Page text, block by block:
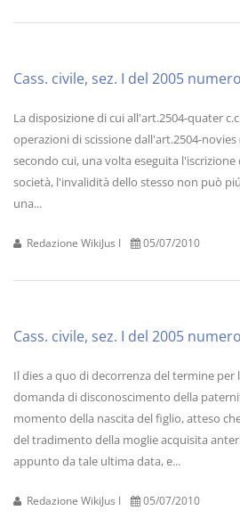
Cass. civile, sez. I del 2005
La disposizione di cui all'art.2504-quater
operazioni di scissione dall'art.2504-novies
secondo cui, una volta eseguita
società, l'invalidità dello stesso non può
una...
Redazione WikiJus I 05/07/2010
Cass. civile, sez. I del 2005
Il dies a quo di decorrenza del termine per
domanda di disconoscimento della
momento della nascita del figlio, atteso
del tradimento della moglie acquisita
appunto da tale ultima data, e...
Redazione WikiJus I 05/07/2010